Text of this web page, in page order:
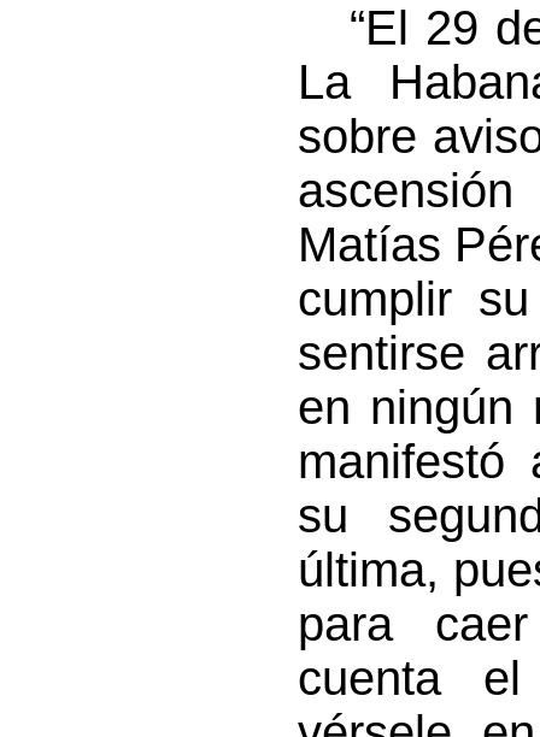
“El 29
La
sobre
Matías
cumplir
sentirse
en ningún
manifestó
su
última,
para
cuenta